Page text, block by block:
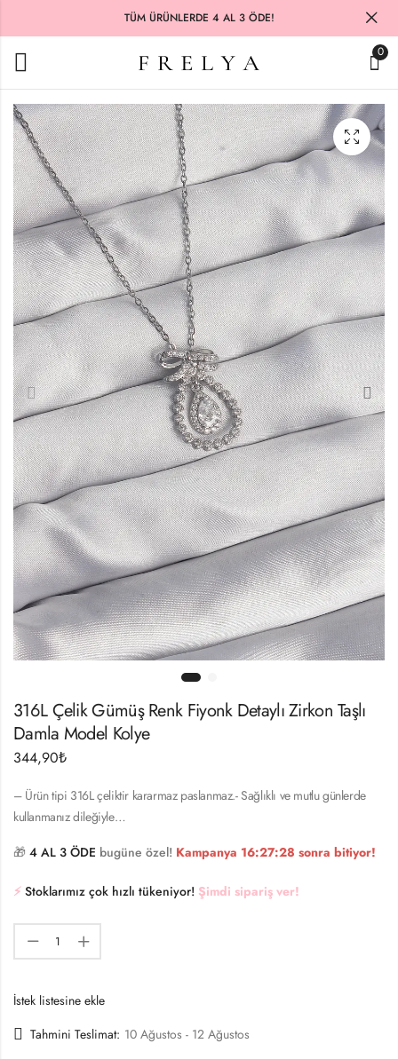
TÜM ÜRÜNLERDE 4 AL 3 ÖDE!
0
316L Çelik Gümüş Renk Fiyonk Detaylı Zirkon Taşlı
Damla Model Kolye
344,90₺
– Ürün tipi 316L çeliktir kararmaz paslanmaz.- Sağlıklı ve mutlu günlerde
kullanmanız dileğiyle…
🎁 4 AL 3 ÖDE bugüne özel! Kampanya 16:27:27 sonra bitiyor!
⚡️ Stoklarımız çok hızlı tükeniyor! Şimdi sipariş ver!
İstek listesine ekle
Tahmini Teslimat: 10 Ağustos - 12 Ağustos